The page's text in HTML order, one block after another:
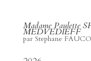
Madame Paulette
MEDVEDIEFF
par Stephane